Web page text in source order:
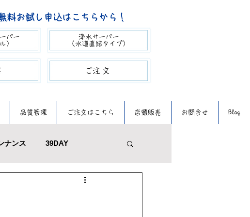
料お試し申込はこちらから！
バー​​
）
浄水サーバー
（​水道直結タイプ）
​ご注文​​
品質管理 ご注文はこちら 店頭販売 お問合せ Blog
ナンス 39DAY
メンテナンス